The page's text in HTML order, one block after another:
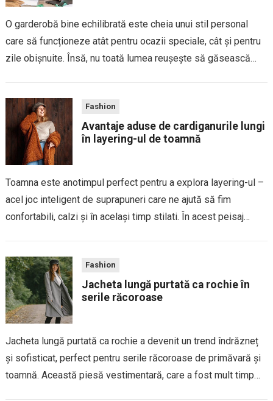
O garderobă bine echilibrată este cheia unui stil personal
care să funcționeze atât pentru ocazii speciale, cât și pentru
zile obișnuite. Însă, nu toată lumea reușește să găsească
Fashion
Avantaje aduse de cardiganurile lungi
în layering-ul de toamnă
Toamna este anotimpul perfect pentru a explora layering-ul –
acel joc inteligent de suprapuneri care ne ajută să fim
confortabili, calzi și în același timp stilati. În acest peisaj
Fashion
Jacheta lungă purtată ca rochie în
serile răcoroase
Jacheta lungă purtată ca rochie a devenit un trend îndrăzneț
și sofisticat, perfect pentru serile răcoroase de primăvară și
toamnă. Această piesă vestimentară, care a fost mult timp